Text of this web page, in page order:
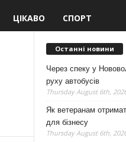
ЦІКАВО СПОРТ
Останні новини
Через спеку у
руху автобусів
Thursday August 6th,
Як ветеранам
для бізнесу
Thursday August 6th,